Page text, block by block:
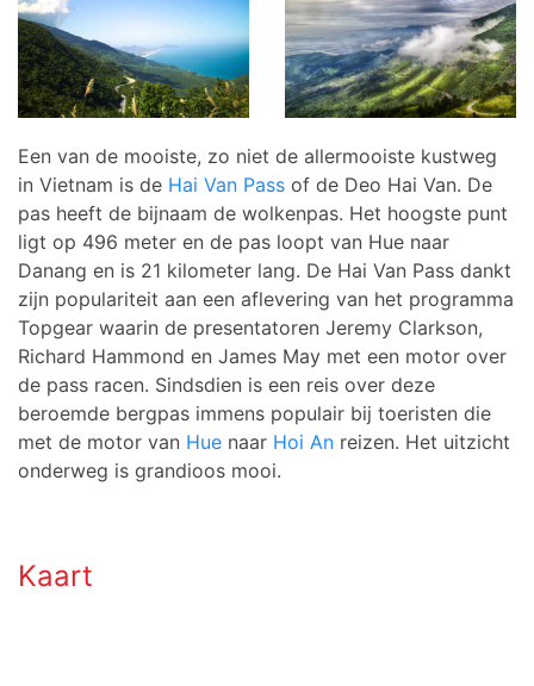
Een van de mooiste, zo niet de allermooiste kustweg
in Vietnam is de Hai Van Pass of de Deo Hai Van. De
pas heeft de bijnaam de wolkenpas. Het hoogste punt
ligt op 496 meter en de pas loopt van Hue naar
Danang en is 21 kilometer lang. De Hai Van Pass dankt
zijn populariteit aan een aflevering van het programma
Topgear waarin de presentatoren Jeremy Clarkson,
Richard Hammond en James May met een motor over
de pass racen. Sindsdien is een reis over deze
beroemde bergpas immens populair bij toeristen die
met de motor van Hue naar Hoi An reizen. Het uitzicht
onderweg is grandioos mooi.
Kaart